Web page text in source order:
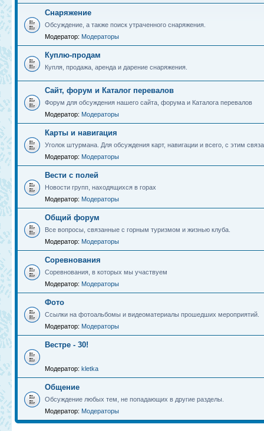
Снаряжение
Обсуждение, а также поиск утраченного снаряжения.
Модератор: Модераторы
Куплю-продам
Купля, продажа, аренда и дарение снаряжения.
Сайт, форум и Каталог перевалов
Форум для обсуждения нашего сайта, форума и Каталога перевалов
Модератор: Модераторы
Карты и навигация
Уголок штурмана. Для обсуждения карт, навигации и всего, с этим
Модератор: Модераторы
Вести с полей
Новости групп, находящихся в горах
Модератор: Модераторы
Общий форум
Все вопросы, связанные с горным туризмом и жизнью клуба.
Модератор: Модераторы
Соревнования
Соревнования, в которых мы участвуем
Модератор: Модераторы
Фото
Ссылки на фотоальбомы и видеоматериалы прошедших мероприятий.
Модератор: Модераторы
Вестре - 30!
Модератор: kletka
Общение
Обсуждение любых тем, не попадающих в другие разделы.
Модератор: Модераторы